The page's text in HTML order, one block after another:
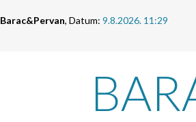
Barac&Pervan, Datum: 9.8.2026. 11:29